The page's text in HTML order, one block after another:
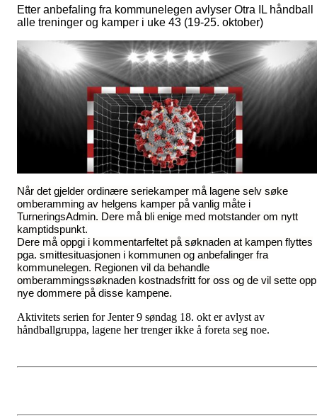
Etter anbefaling fra kommunelegen avlyser Otra IL håndball
alle treninger og kamper i uke 43 (19-25. oktober)
Når det gjelder ordinære seriekamper må lagene selv søke
omberamming av helgens kamper på vanlig måte i
TurneringsAdmin. Dere må bli enige med motstander om nytt
kamptidspunkt.
Dere må oppgi i kommentarfeltet på søknaden at kampen flyttes
pga. smittesituasjonen i kommunen og anbefalinger fra
kommunelegen. Regionen vil da behandle
omberammingssøknaden kostnadsfritt for oss og de vil sette opp
nye dommere på disse kampene.
Aktivitets serien for Jenter 9 søndag 18. okt er avlyst av
håndballgruppa, lagene her trenger ikke å foreta seg noe.